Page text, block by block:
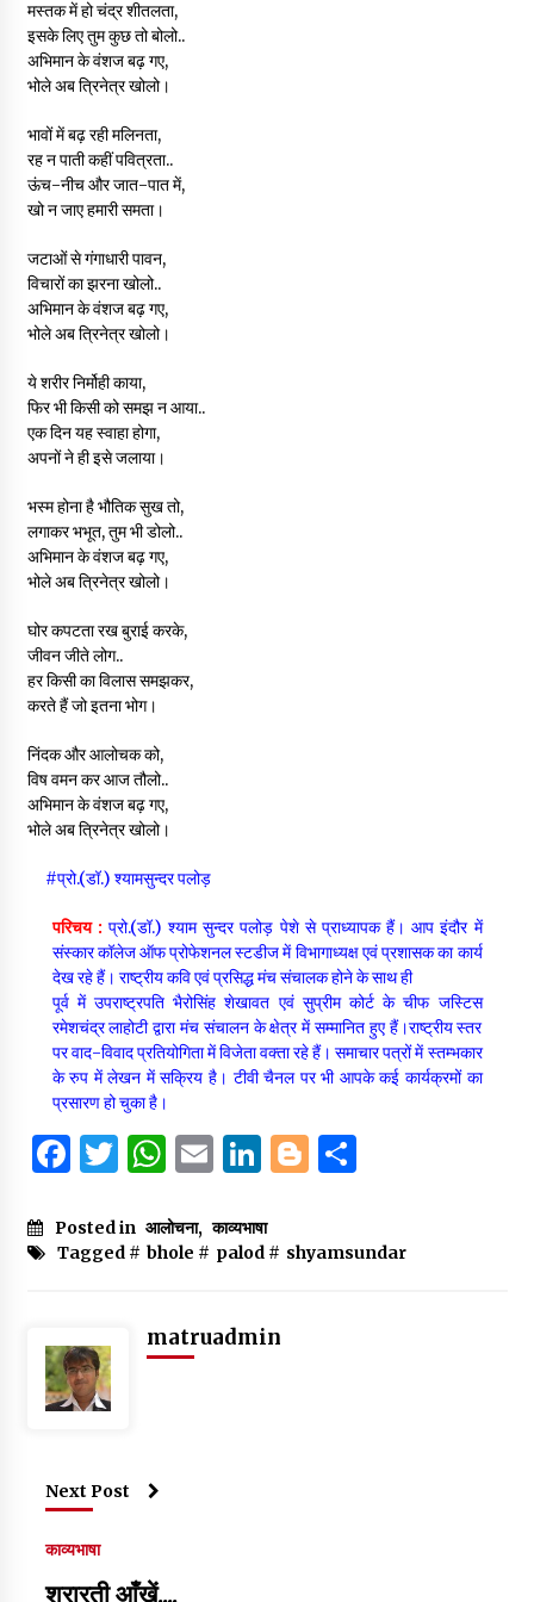
मस्तक में हो चंद्र शीतलता,
इसके लिए तुम कुछ तो बोलो..
अभिमान के वंशज बढ़ गए,
भोले अब त्रिनेत्र खोलो।
भावों में बढ़ रही मलिनता,
रह न पाती कहीं पवित्रता..
ऊंच-नीच और जात-पात में,
खो न जाए हमारी समता।
जटाओं से गंगाधारी पावन,
विचारों का झरना खोलो..
अभिमान के वंशज बढ़ गए,
भोले अब त्रिनेत्र खोलो।
ये शरीर निर्मोही काया,
फिर भी किसी को समझ न आया..
एक दिन यह स्वाहा होगा,
अपनों ने ही इसे जलाया।
भस्म होना है भौतिक सुख तो,
लगाकर भभूत, तुम भी डोलो..
अभिमान के वंशज बढ़ गए,
भोले अब त्रिनेत्र खोलो।
घोर कपटता रख बुराई करके,
जीवन जीते लोग..
हर किसी का विलास समझकर,
करते हैं जो इतना भोग।
निंदक और आलोचक को,
विष वमन कर आज तौलो..
अभिमान के वंशज बढ़ गए,
भोले अब त्रिनेत्र खोलो।
#प्रो.(डॉ.) श्यामसुन्दर पलोड़
परिचय : प्रो.(डॉ.) श्याम सुन्दर पलोड़ पेशे से प्राध्यापक हैं। आप इंदौर में
संस्कार कॉलेज ऑफ प्रोफेशनल स्टडीज में विभागाध्यक्ष एवं प्रशासक का कार्य
देख रहे हैं। राष्ट्रीय कवि एवं प्रसिद्ध मंच संचालक होने के साथ ही
पूर्व में उपराष्ट्रपति भैरोसिंह शेखावत एवं सुप्रीम कोर्ट के चीफ जस्टिस
रमेशचंद्र लाहोटी द्वारा मंच संचालन के क्षेत्र में सम्मानित हुए हैं।राष्ट्रीय स्तर
पर वाद-विवाद प्रतियोगिता में विजेता वक्ता रहे हैं। समाचार पत्रों में स्तम्भकार
के रुप में लेखन में सक्रिय है। टीवी चैनल पर भी आपके कई कार्यक्रमों का
प्रसारण हो चुका है।
F
c
e
o
o
k
T
it
te
W
at
s
p
E
ai
l
Li
k
e
n
B
g
S
e
Posted in आलोचना, काव्यभाषा
Tagged # bhole # palod# shyamsundar
matruadmin
Next Post
काव्यभाषा
शरारती आँखें....